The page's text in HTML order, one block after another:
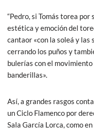
“Pedro, si Tomás torea por
estética y emoción del
cantaor «con la soleá y las
cerrando los puños y
bulerías con el movimiento
banderillas».
Así, a grandes rasgos
un Ciclo Flamenco por
Sala García Lorca, como